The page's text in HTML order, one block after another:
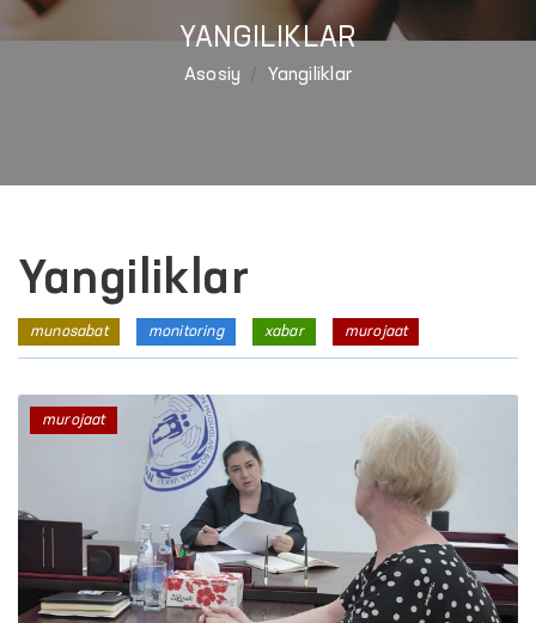
YANGILIKLAR
Asosiy Yangiliklar
Yangiliklar
munosabat monitoring xabar murojaat
murojaat